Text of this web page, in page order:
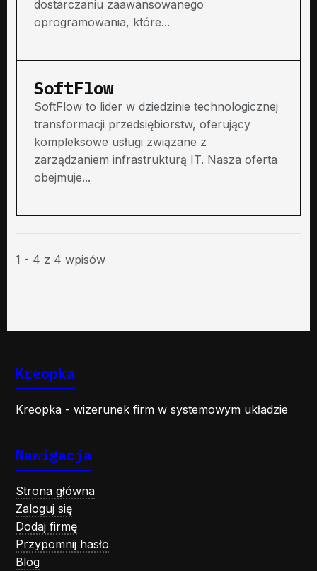
dostarczaniu zaawansowanego
oprogramowania, które...
SoftFlow
SoftFlow to lider w dziedzinie technologicznej
transformacji przedsiębiorstw, oferujący
kompleksowe usługi związane z
zarządzaniem infrastrukturą IT. Nasza oferta
obejmuje...
1 - 4 z 4 wpisów
Kreopka
Kreopka - wizerunek firm w systemowym układzie
Nawigacja
Strona główna
Zaloguj się
Dodaj firmę
Przypomnij hasło
Blog